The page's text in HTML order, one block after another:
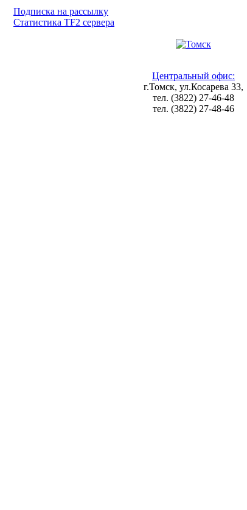
Подписка на рассылку
Статистика TF2 сервера
Центральный офис:
г.Томск, ул.Косарева 33,
тел. (3822) 27-46-48
тел. (3822) 27-48-46